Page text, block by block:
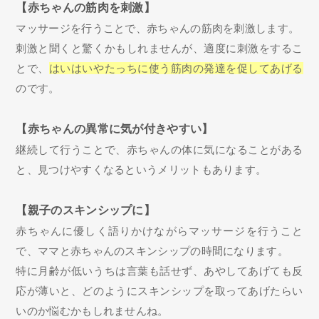
【赤ちゃんの筋肉を刺激】
マッサージを行うことで、赤ちゃんの筋肉を刺激します。
刺激と聞くと驚くかもしれませんが、適度に刺激をするこ
とで、 はいはいやたっちに使う筋肉の発達を促してあげる
のです。
【赤ちゃんの異常に気が付きやすい】
継続して行うことで、赤ちゃんの体に気になることがある
と、見つけやすくなるというメリットもあります。
【親子のスキンシップに】
赤ちゃんに優しく語りかけながらマッサージを行うこと
で、ママと赤ちゃんのスキンシップの時間になります。
特に月齢が低いうちは言葉も話せず、あやしてあげても反
応が薄いと、どのようにスキンシップを取ってあげたらい
いのか悩むかもしれませんね。